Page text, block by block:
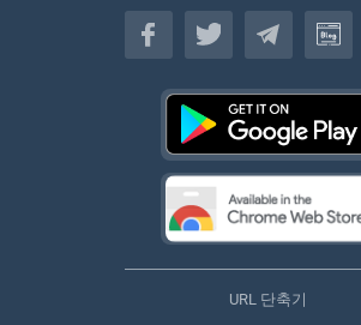
한국인
URL 단축기